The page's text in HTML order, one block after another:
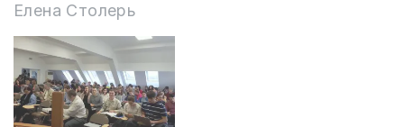
Елена Столерь